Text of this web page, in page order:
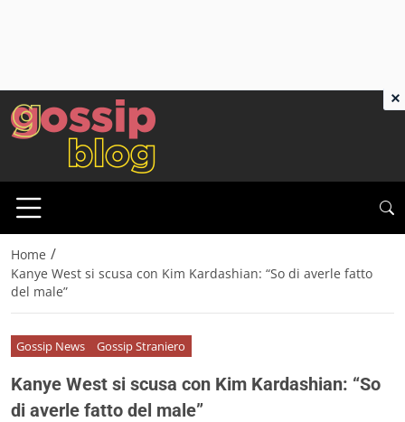
Home /
Kanye West si scusa con Kim Kardashian: “So di averle fatto
del male”
Gossip News Gossip Straniero
Kanye West si scusa con Kim Kardashian: “So
di averle fatto del male”
×